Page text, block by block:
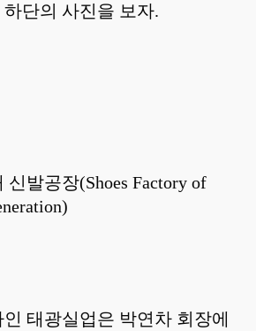
단의 사진을 보자.
신발공장(Shoes Factory of
태광실업은 박연차 회장에